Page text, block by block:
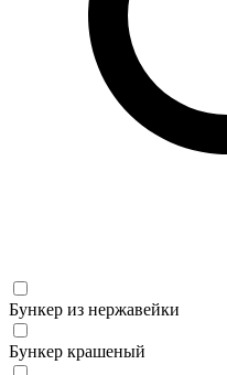
Бункер из нержавейки
Бункер крашеный